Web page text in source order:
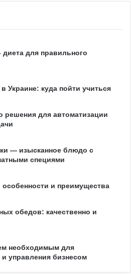
для правильного
Украине: куда пойти учиться
решения для автоматизации
— изысканное блюдо с
специями
и преимущества
обедов: качественно и
необходимым для
управления бизнесом